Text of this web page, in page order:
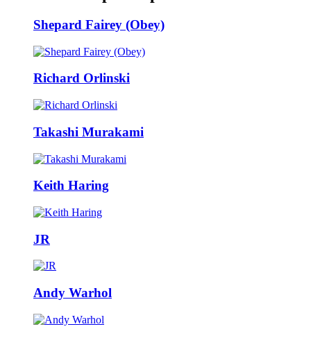
Shepard Fairey (Obey)
Richard Orlinski
Takashi Murakami
Keith Haring
JR
Andy Warhol